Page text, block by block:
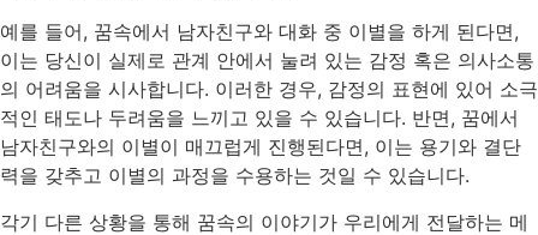
예를 들어, 꿈속에서 남자친구와 대화 중 이별을 하게 된다면,
이는 당신이 실제로 관계 안에서 눌려 있는 감정 혹은 의사소통
의 어려움을 시사합니다. 이러한 경우, 감정의 표현에 있어 소극
적인 태도나 두려움을 느끼고 있을 수 있습니다. 반면, 꿈에서
남자친구와의 이별이 매끄럽게 진행된다면, 이는 용기와 결단
력을 갖추고 이별의 과정을 수용하는 것일 수 있습니다.
각기 다른 상황을 통해 꿈속의 이야기가 우리에게 전달하는 메